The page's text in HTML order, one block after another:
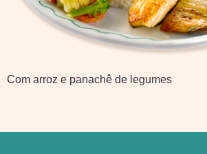
Com arroz e panachê de legumes